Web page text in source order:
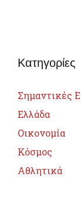
Κατηγορίες
Σημαντικές
Ελλάδα
Οικονομία
Κόσμος
Αθλητικά